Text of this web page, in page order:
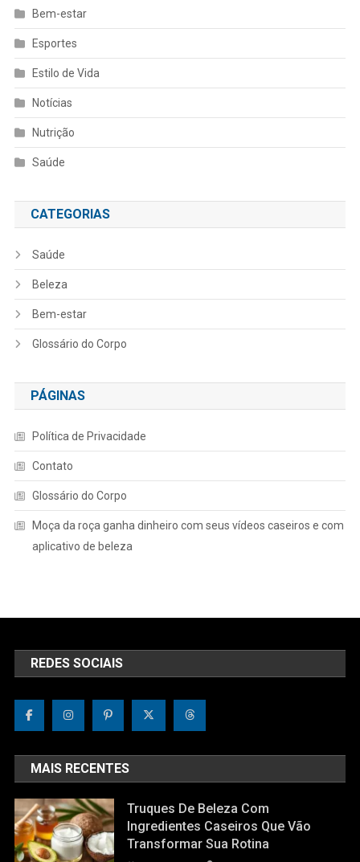
Bem-estar
Esportes
Estilo de Vida
Notícias
Nutrição
Saúde
CATEGORIAS
Saúde
Beleza
Bem-estar
Glossário do Corpo
PÁGINAS
Política de Privacidade
Contato
Glossário do Corpo
Moça da roça ganha dinheiro com seus vídeos caseiros e com
aplicativo de beleza
REDES SOCIAIS
MAIS RECENTES
Truques De Beleza Com
Ingredientes Caseiros Que Vão
Transformar Sua Rotina